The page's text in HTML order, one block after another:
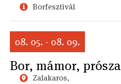
Borfesztivál
08. 05. - 08. 09.
Bor, mámor, prósza
Zalakaros,